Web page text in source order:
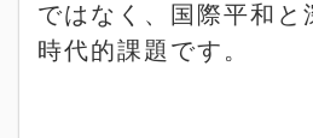
ではなく、国際平和と
時代的課題です。